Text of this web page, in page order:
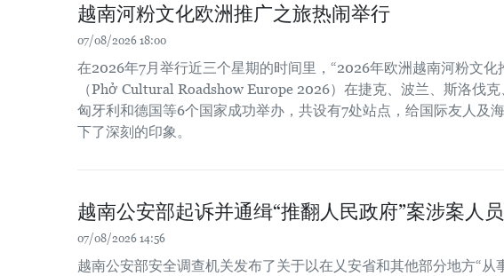
越南河粉文化欧洲推广之旅热闹举行
07/08/2026 18:00
在2026年7月举行近三个星期的时间里，“2026年欧洲越南河粉文化
（Phở Cultural Roadshow Europe 2026）在捷克、波兰、斯洛伐克
匈牙利和德国等6个国家成功举办，共设有7处站点，给国际友人及
下了深刻的印象。
越南公安部起诉并通缉“推翻人民政府”案涉案人员
07/08/2026 14:56
越南公安部安全调查机关发布了关于以在乂安省和其他部分地方“从